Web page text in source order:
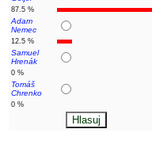
87.5 %
Adam
Nemec
12.5 %
Samuel
Hrenák
0 %
Tomáš
Chrenko
0 %